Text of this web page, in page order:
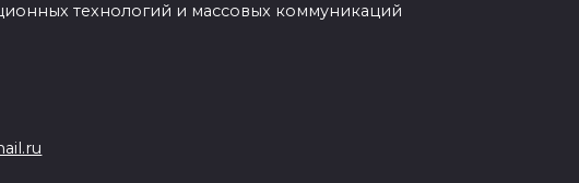
технологий и массовых коммуникаций